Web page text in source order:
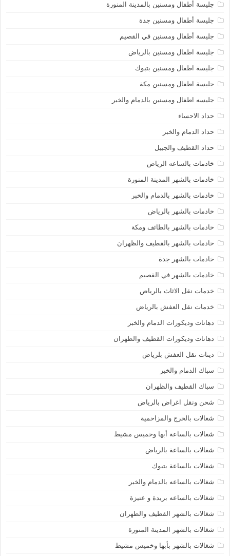
جليسة أطفال ومسنين بالمدينة المنورة
جليسة أطفال ومسنين جدة
جليسة أطفال ومسنين في القصيم
جليسة اطفال ومسنين بالرياض
جليسة اطفال ومسنين بتبوك
جليسة اطفال ومسنين مكة
جليسه اطفال ومسنين بالدمام والخبر
حداد الاحساء
حداد الدمام والخبر
حداد القطيف والجبيل
خادمات بالساعه الرياض
خادمات بالشهر المدينة المنورة
خادمات بالشهر بالدمام والخبر
خادمات بالشهر بالرياض
خادمات بالشهر بالطائف ومكة
خادمات بالشهر بالقطيف والظهران
خادمات بالشهر جدة
خادمات بالشهر في القصيم
خدمات نقل الاثاث بالرياض
خدمات نقل العفش بالرياض
دهانات وديكورات الدمام والخبر
دهانات وديكورات القطيف والظهران
دينات نقل العفش بلرياض
سباك الدمام والخبر
سباك القطيف والظهران
شحن ونقل اغراض بالرياض
شغالات بالخرج والمزاحمية
شغالات بالساعة أبها وخميس مشيط
شغالات بالساعة بالرياض
شغالات بالساعة بتبوك
شغالات بالساعه بالدمام والخبر
شغالات بالساعه بريدة و عنيزة
شغالات بالشهر القطيف والظهران
شغالات بالشهر المدينة المنورة
شغالات بالشهر بأبها وخميس مشيط